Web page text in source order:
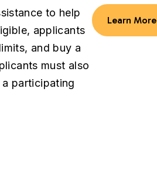
to help
applicants
and buy a
must also
participating
Learn More